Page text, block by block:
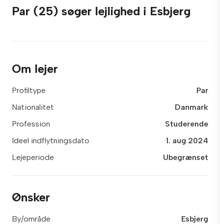
Par (25) søger lejlighed i Esbjerg
Om lejer
Profiltype
Par
Nationalitet
Danmark
Profession
Studerende
Ideel indflytningsdato
1. aug 2024
Lejeperiode
Ubegrænset
Ønsker
By/område
Esbjerg